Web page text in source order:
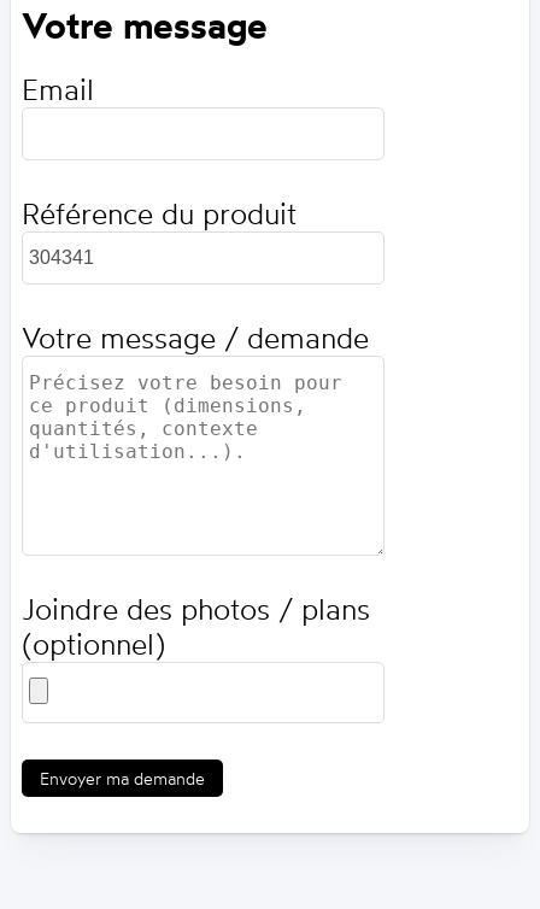
Votre message
Email
Référence du produit
Votre message / demande
Joindre des photos / plans
(optionnel)
Envoyer ma demande